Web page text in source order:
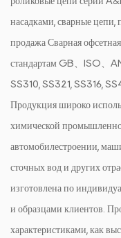
насадками, сварные цепи,
продажа Сварная
стандартам GB、ISO、
SS310, SS321, SS316,
Продукция широко
химической
автомобилестроении,
сточных вод и других
изготовлена ​​по
и образцами клиентов.
характеристиками, как